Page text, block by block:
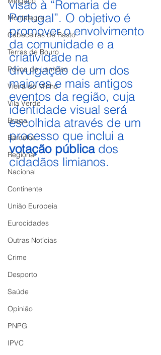
Montalegre
Cabeceiras de Basto
Terras de Bouro
Póvoa de Lanhoso
Vieira do Minho
Vila Verde
Braga
Barcelos
Regional
Nacional
Continente
União Europeia
Eurocidades
Outras Notícias
Crime
Desporto
Saúde
Opinião
PNPG
IPVC
visão à “Romaria de
Portugal”. O objetivo é
promover o envolvimento
da comunidade e a
criatividade na
divulgação de um dos
maiores e mais antigos
eventos da região, cuja
identidade visual será
escolhida através de um
processo que inclui a
votação pública dos
cidadãos limianos.